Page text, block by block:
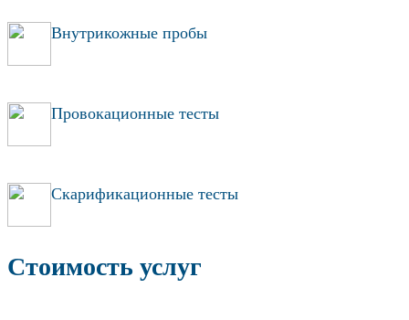
Внутрикожные пробы
Провокационные тесты
Скарификационные тесты
Стоимость услуг